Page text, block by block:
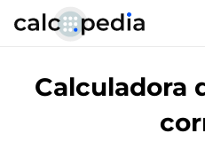
Calculadora